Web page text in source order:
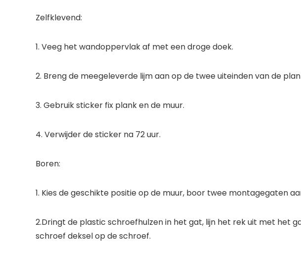
Zelfklevend:
1. Veeg het wandoppervlak af met een droge doek.
2. Breng de meegeleverde lijm aan op de twee uiteinden van de
3. Gebruik sticker fix plank en de muur.
4. Verwijder de sticker na 72 uur.
Boren:
1. Kies de geschikte positie op de muur, boor twee montagegaten
2.Dringt de plastic schroefhulzen in het gat, lijn het rek uit met het
schroef deksel op de schroef.